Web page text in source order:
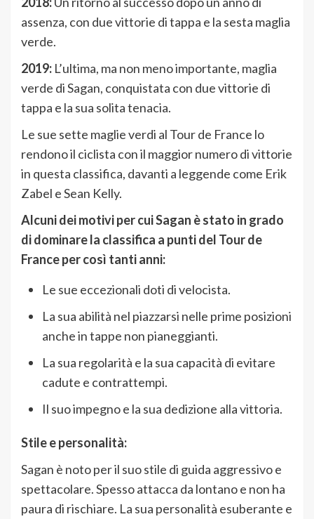
assenza, con due vittorie di tappa e la sesta maglia
verde.
2019: L’ultima, ma non meno importante, maglia
verde di Sagan, conquistata con due vittorie di
tappa e la sua solita tenacia.
Le sue sette maglie verdi al Tour de France lo
rendono il ciclista con il maggior numero di vittorie
in questa classifica, davanti a leggende come Erik
Zabel e Sean Kelly.
Alcuni dei motivi per cui Sagan è stato in grado
di dominare la classifica a punti del Tour de
France per così tanti anni:
Le sue eccezionali doti di velocista.
La sua abilità nel piazzarsi nelle prime posizioni
anche in tappe non pianeggianti.
La sua regolarità e la sua capacità di evitare
cadute e contrattempi.
Il suo impegno e la sua dedizione alla vittoria.
Stile e personalità:
Sagan è noto per il suo stile di guida aggressivo e
spettacolare. Spesso attacca da lontano e non ha
paura di rischiare. La sua personalità esuberante e